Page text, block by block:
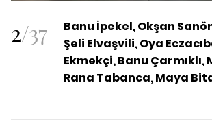
2/37
Banu İpekel, Okşan
Şeli Elvaşvili, Oya
Ekmekçi, Banu Çarmıklı,
Rana Tabanca, Maya